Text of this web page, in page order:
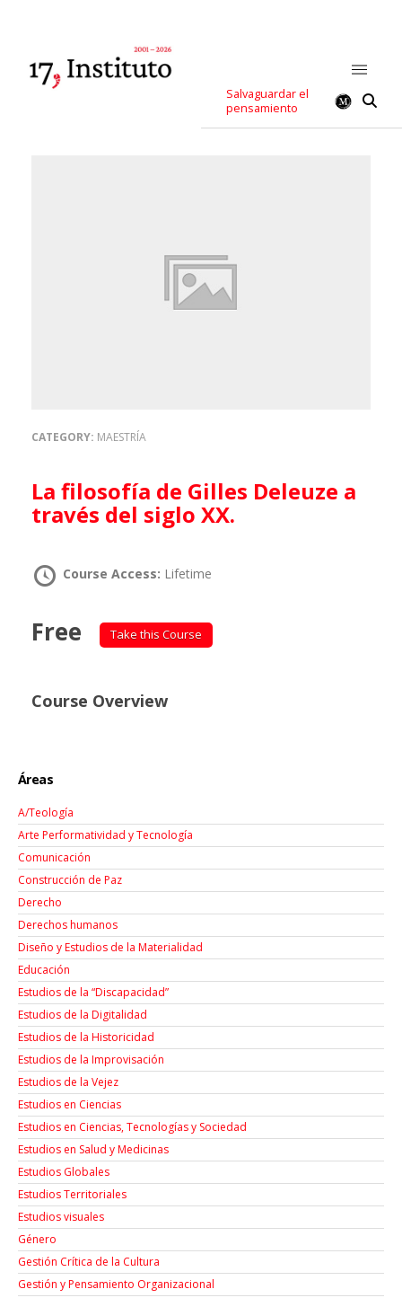
Salvaguardar el
pensamiento
CATEGORY: MAESTRÍA
La filosofía de Gilles Deleuze a
través del siglo XX.
Course Access: Lifetime
Free Take this Course
Course Overview
Áreas
A/Teología
Arte Performatividad y Tecnología
Comunicación
Construcción de Paz
Derecho
Derechos humanos
Diseño y Estudios de la Materialidad
Educación
Estudios de la “Discapacidad”
Estudios de la Digitalidad
Estudios de la Historicidad
Estudios de la Improvisación
Estudios de la Vejez
Estudios en Ciencias
Estudios en Ciencias, Tecnologías y Sociedad
Estudios en Salud y Medicinas
Estudios Globales
Estudios Territoriales
Estudios visuales
Género
Gestión Crítica de la Cultura
Gestión y Pensamiento Organizacional